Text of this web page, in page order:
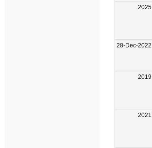
2025
28-Dec-2022
2019
2021